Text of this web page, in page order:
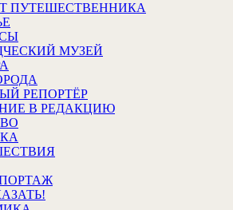
ПУТЕШЕСТВЕННИКА
МУЗЕЙ
РЕПОРТЁР
В РЕДАКЦИЮ